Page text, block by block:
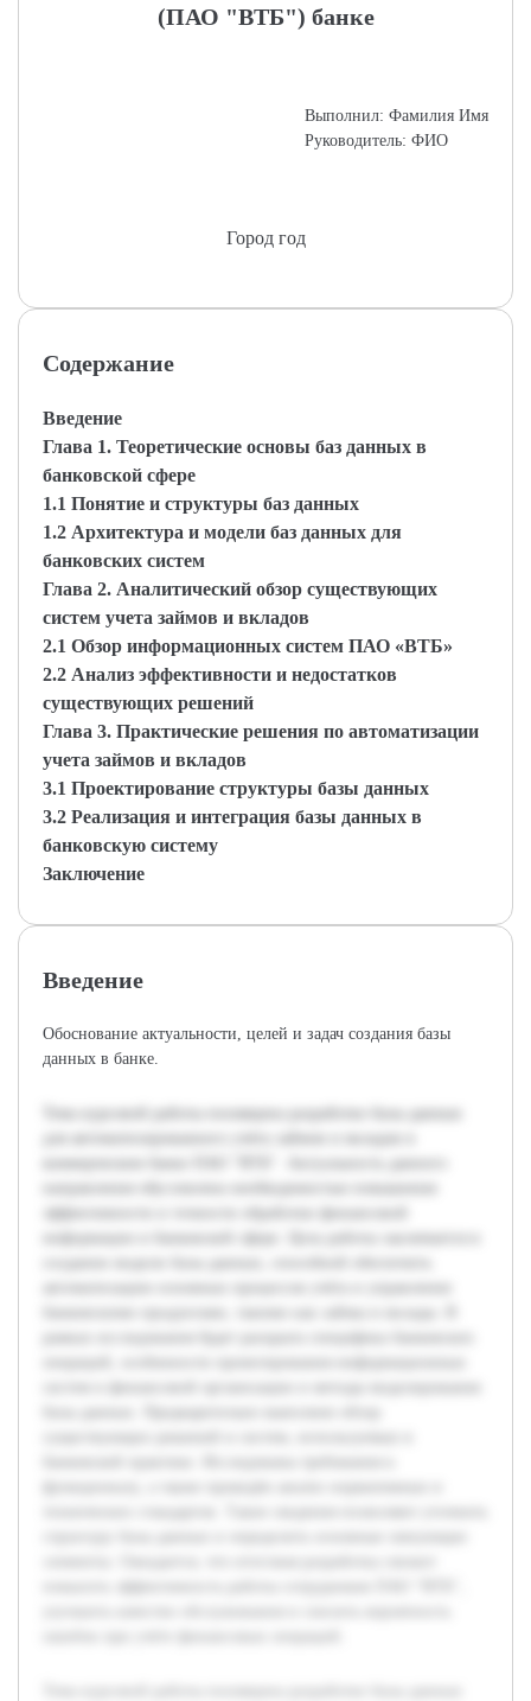
(ПАО "ВТБ") банке
Выполнил: Фамилия Имя
Руководитель: ФИО
Город год
Содержание
Введение
Глава 1. Теоретические основы баз данных в
банковской сфере
1.1 Понятие и структуры баз данных
1.2 Архитектура и модели баз данных для
банковских систем
Глава 2. Аналитический обзор существующих
систем учета займов и вкладов
2.1 Обзор информационных систем ПАО «ВТБ»
2.2 Анализ эффективности и недостатков
существующих решений
Глава 3. Практические решения по автоматизации
учета займов и вкладов
3.1 Проектирование структуры базы данных
3.2 Реализация и интеграция базы данных в
банковскую систему
Заключение
Введение
Обоснование актуальности, целей и задач создания базы
данных в банке.